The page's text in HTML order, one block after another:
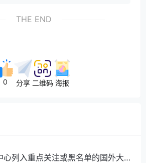
THE END
0 分享 二维码 海报
心列入重点关注或黑名单的国外大